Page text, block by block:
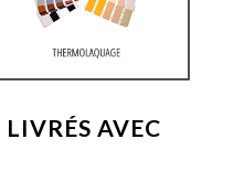
LIVRÉS AVEC